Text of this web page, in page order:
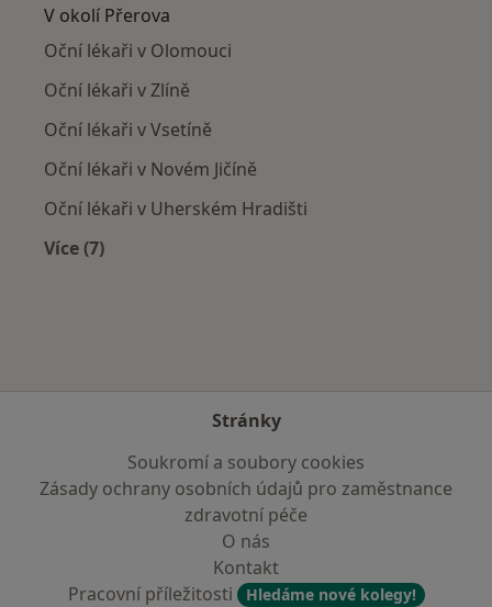
V okolí Přerova
Oční lékaři v Olomouci
Oční lékaři v Zlíně
Oční lékaři v Vsetíně
Oční lékaři v Novém Jičíně
Oční lékaři v Uherském Hradišti
Více (7)
Stránky
Soukromí a soubory cookies
Zásady ochrany osobních údajů pro zaměstnance
zdravotní péče
O nás
Kontakt
Pracovní příležitosti
Hledáme nové kolegy!